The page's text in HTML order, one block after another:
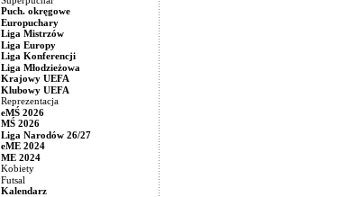
Puch. okręgowe
Europuchary
Liga Mistrzów
Liga Europy
Liga Konferencji
Liga Młodzieżowa
Krajowy UEFA
Klubowy UEFA
Reprezentacja
eMŚ 2026
MŚ 2026
Liga Narodów 26/27
eME 2024
ME 2024
Kobiety
Futsal
Kalendarz